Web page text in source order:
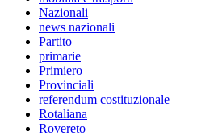
Nazionali
news nazionali
Partito
primarie
Primiero
Provinciali
referendum costituzionale
Rotaliana
Rovereto